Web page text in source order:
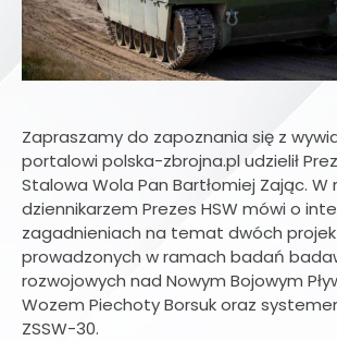
Zapraszamy do zapoznania się z
portalowi polska-zbrojna.pl udzielił
Stalowa Wola Pan Bartłomiej Zając. W
dziennikarzem Prezes HSW mówi o
zagadnieniach na temat dwóch
prowadzonych w ramach badań
rozwojowych nad Nowym Bojowym
Wozem Piechoty Borsuk oraz
ZSSW-30.